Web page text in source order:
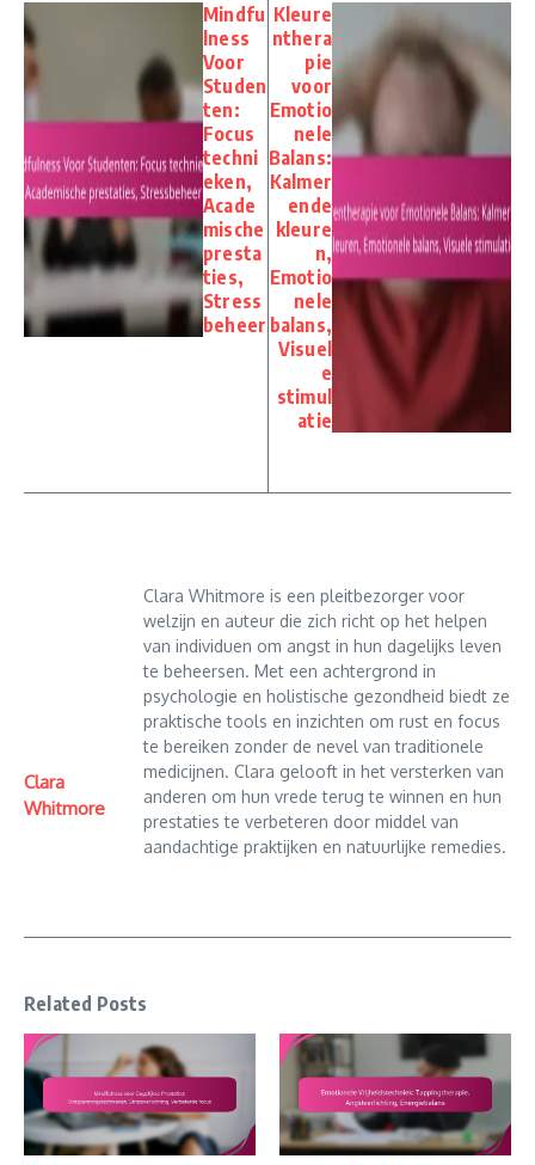
Mindfu
lness
Voor
Studen
ten:
Focus
techni
eken,
Acade
mische
presta
ties,
Stress
beheer
Kleure
nthera
pie
voor
Emotio
nele
Balans:
Kalmer
ende
kleure
n,
Emotio
nele
balans,
Visuel
e
stimul
atie
Clara
Whitmore
Clara Whitmore is een pleitbezorger voor
welzijn en auteur die zich richt op het helpen
van individuen om angst in hun dagelijks leven
te beheersen. Met een achtergrond in
psychologie en holistische gezondheid biedt ze
praktische tools en inzichten om rust en focus
te bereiken zonder de nevel van traditionele
medicijnen. Clara gelooft in het versterken van
anderen om hun vrede terug te winnen en hun
prestaties te verbeteren door middel van
aandachtige praktijken en natuurlijke remedies.
Related Posts